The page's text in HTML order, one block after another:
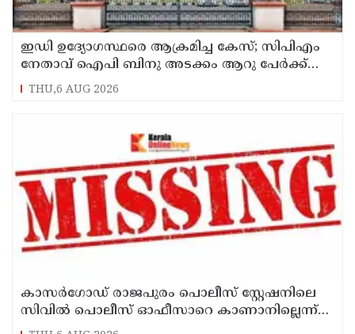
ഇഡി ഉദ്യോഗസ്ഥരെ ആക്രമിച്ച കേസ്; സിപിഎം
നേതാവ് ഐപി ബിനു അടക്കം ആറു പേർക്ക്
കൂടി ജാമ്യം
THU,6 AUG 2026
കാസർഗോഡ് രാജപുരം പൊലീസ് സ്റ്റേഷനിലെ
സിവില്‍ പൊലീസ് ഓഫീസാറെ കാണാനില്ലെന്ന്
പരാതി